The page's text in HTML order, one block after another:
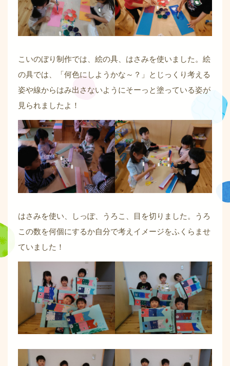
こいのぼり制作では、絵の具、はさみを使いました。絵
の具では、「何色にしようかな～？」とじっくり考える
姿や線からはみ出さないようにそーっと塗っている姿が
見られましたよ！
はさみを使い、しっぽ、うろこ、目を切りました。うろ
この数を何個にするか自分で考えイメージをふくらませ
ていました！